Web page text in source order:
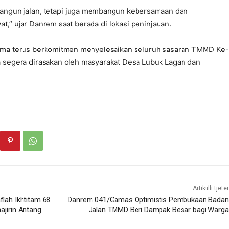
jalan, tetapi juga membangun kebersamaan dan
ujar Danrem saat berada di lokasi peninjauan.
terus berkomitmen menyelesaikan seluruh sasaran TMMD Ke-
dirasakan oleh masyarakat Desa Lubuk Lagan dan
Ikhtitam 68
Antang
Artikulli tjetër
Danrem 041/Gamas Optimistis Pembukaan Badan
Jalan TMMD Beri Dampak Besar bagi Warga